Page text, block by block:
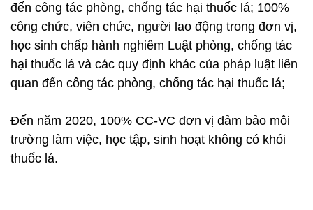
đến công tác phòng, chống tác hại thuốc lá; 100%
công chức, viên chức, người lao động trong đơn vị,
học sinh chấp hành nghiêm Luật phòng, chống tác
hại thuốc lá và các quy định khác của pháp luật liên
quan đến công tác phòng, chống tác hại thuốc lá;
Đến năm 2020, 100% CC-VC đơn vị đảm bảo môi
trường làm việc, học tập, sinh hoạt không có khói
thuốc lá.